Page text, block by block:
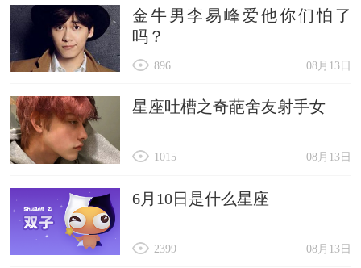
金牛男李易峰爱他你们怕了
吗？
08月13日
896
星座吐槽之奇葩舍友射手女
08月13日
1015
6月10日是什么星座
08月13日
2399